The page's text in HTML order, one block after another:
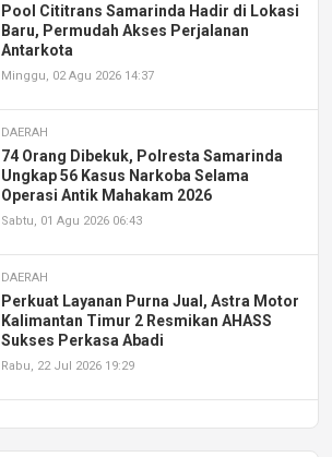
Pool Cititrans Samarinda Hadir di Lokasi
Baru, Permudah Akses Perjalanan
Antarkota
Minggu, 02 Agu 2026 14:37
DAERAH
74 Orang Dibekuk, Polresta Samarinda
Ungkap 56 Kasus Narkoba Selama
Operasi Antik Mahakam 2026
Sabtu, 01 Agu 2026 06:43
DAERAH
Perkuat Layanan Purna Jual, Astra Motor
Kalimantan Timur 2 Resmikan AHASS
Sukses Perkasa Abadi
Rabu, 22 Jul 2026 19:29